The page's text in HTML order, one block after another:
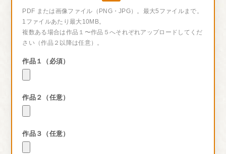
PDF または画像ファイル（PNG・JPG）。最大5ファイルまで。
1ファイルあたり最大10MB。
複数ある場合は作品１〜作品５へそれぞれアップロードしてくだ
さい（作品２以降は任意）。
作品１（必須）
作品２（任意）
作品３（任意）